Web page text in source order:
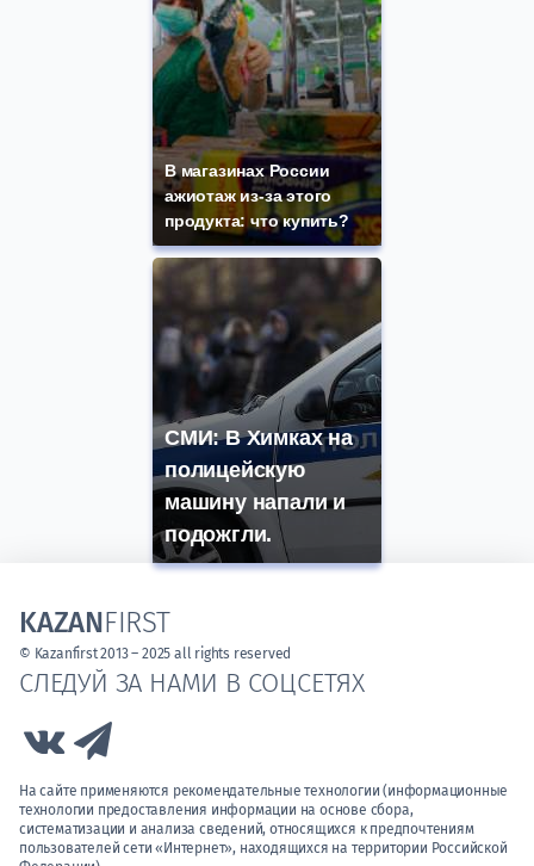
В магазинах России
ажиотаж из-за этого
продукта: что купить?
СМИ: В Химках на
полицейскую
машину напали и
подожгли.
СЛЕДУЙ ЗА НАМИ В СОЦСЕТЯХ
Link to Vk
На сайте применяются рекомендательные технологии (информационные
технологии предоставления информации на основе сбора,
систематизации и анализа сведений, относящихся к предпочтениям
пользователей сети «Интернет», находящихся на территории Российской
KAZANFIRST
© Kazanfirst 2013 – 2025 all rights reserved